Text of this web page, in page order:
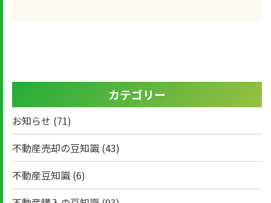
カテゴリー
お知らせ (71)
不動産売却の豆知識 (43)
不動産豆知識 (6)